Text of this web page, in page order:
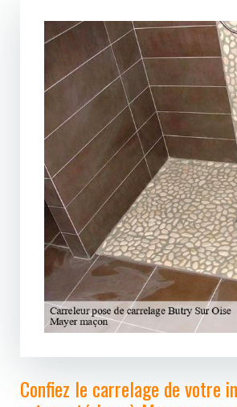
Confiez le carrelage de votre